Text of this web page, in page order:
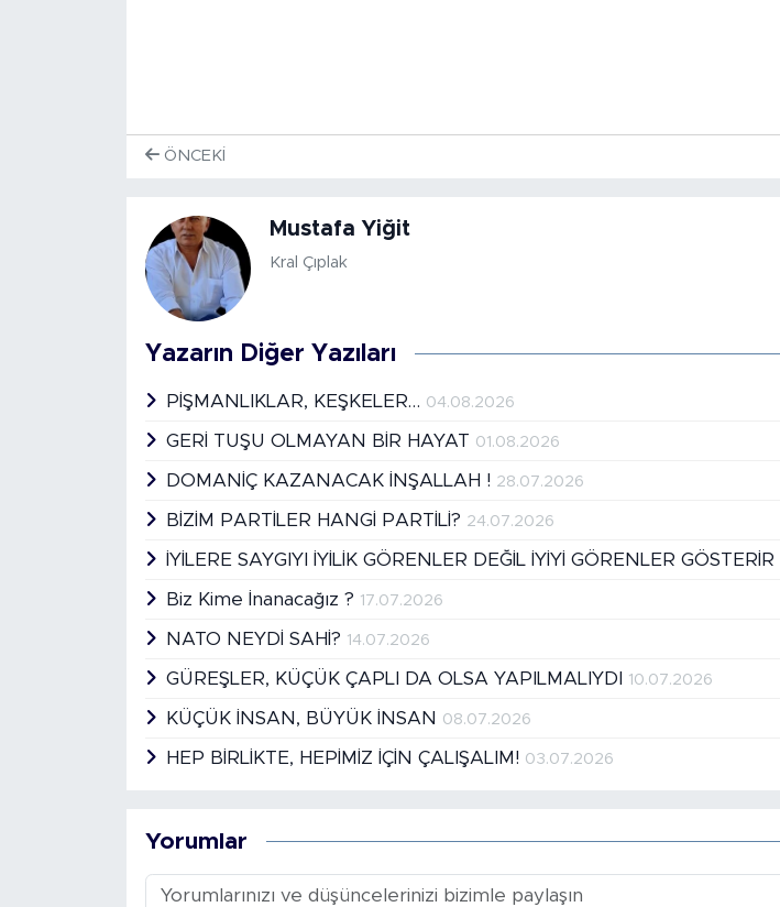
ÖNCEKI
Mustafa Yiğit
Kral Çıplak
Yazarın Diğer Yazıları
PİŞMANLIKLAR, KEŞKELER… 04.08.2026
GERİ TUŞU OLMAYAN BİR HAYAT 01.08.2026
DOMANİÇ KAZANACAK İNŞALLAH ! 28.07.2026
BİZİM PARTİLER HANGİ PARTİLİ? 24.07.2026
İYİLERE SAYGIYI İYİLİK GÖRENLER DEĞİL İYİYİ GÖRENLER GÖSTERİR
Biz Kime İnanacağız ? 17.07.2026
NATO NEYDİ SAHİ? 14.07.2026
GÜREŞLER, KÜÇÜK ÇAPLI DA OLSA YAPILMALIYDI 10.07.2026
KÜÇÜK İNSAN, BÜYÜK İNSAN 08.07.2026
HEP BİRLİKTE, HEPİMİZ İÇİN ÇALIŞALIM! 03.07.2026
Yorumlar